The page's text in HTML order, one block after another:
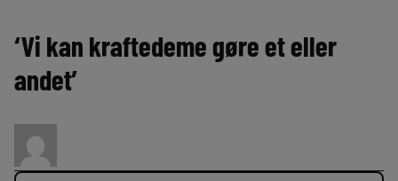
‘Vi kan kraftedeme gøre et eller
andet’